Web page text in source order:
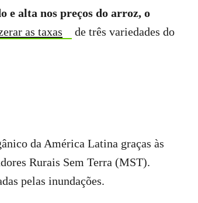
e alta nos preços do arroz, o
as taxas
de três variedades do
da América Latina graças às
Rurais Sem Terra (MST).
pelas inundações.